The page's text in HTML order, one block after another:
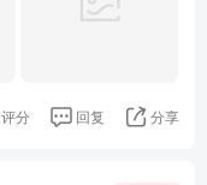
评分 回复 分享